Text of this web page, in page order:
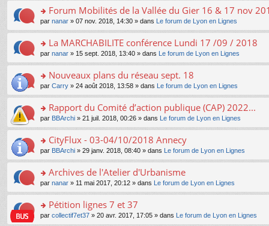
e
nt
s
ré
c
e
nt
le
pl
u
s
ré
c
e
nt
n
n
le
pl
u
s
ré
c
e
nt
a
g
e
n
n
le
pl
u
s
ré
c
e
nt
le
m
e
s
a
g
e
n
n
le
pl
u
s
ré
c
e
nt
s
ult
er
le
m
e
s
a
g
e
n
n
le
pl
u
s
ré
c
e
nt
o
n
s
ult
er
le
m
e
s
a
g
e
n
n
le
pl
u
s
ré
c
Forum Mobilités de la Vallée du Gier 16 & 17 nov
par nanar » 07 nov. 2018, 14:30 » dans Le forum de Lyon en Lignes
o
n
s
ult
er
le
m
e
s
a
g
e
n
n
le
pl
u
La MARCHABILITE conférence Lundi 17 /09 / 2018
par nanar » 15 sept. 2018, 13:40 » dans Le forum de Lyon en Lignes
o
n
s
ult
er
le
m
e
s
a
g
e
n
n
Nouveaux plans du réseau sept. 18
par Carry » 24 août 2018, 13:58 » dans Le forum de Lyon en Lignes
o
n
s
ult
er
le
m
e
s
a
g
Rapport du Comité d’action publique (CAP) 2022...
par BBArchi » 21 juil. 2018, 00:26 » dans Le forum de Lyon en Lignes
o
n
s
ult
er
le
m
e
s
CityFlux - 03-04/10/2018 Annecy
par BBArchi » 29 janv. 2018, 08:40 » dans Le forum de Lyon en Lignes
o
n
s
ult
er
Archives de l'Atelier d'Urbanisme
par nanar » 11 mai 2017, 20:12 » dans Le forum de Lyon en Lignes
o
n
Pétition lignes 7 et 37
par collectif7et37 » 20 avr. 2017, 17:05 » dans Le forum de Lyon en Lignes